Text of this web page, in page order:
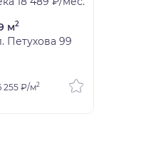
м2
Петухова 99
255 ₽/м2